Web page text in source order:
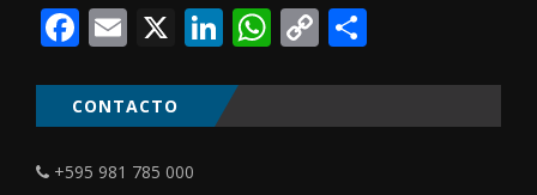
Facebook
Email
X LinkedIn
WhatsApp
Copy
CONTACTO
+595 981 785 000